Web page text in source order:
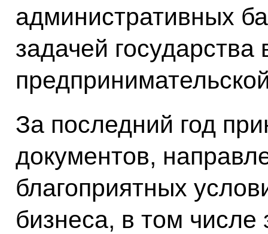
административных
задачей
За последний год
документов,
благоприятных
бизнеса, в том